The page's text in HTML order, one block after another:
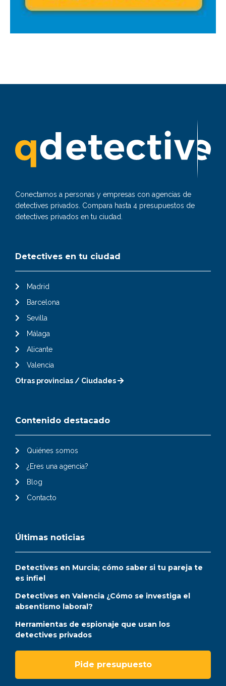
Conectamos a personas y empresas con agencias de
detectives privados. Compara hasta 4 presupuestos de
detectives privados en tu ciudad.
Detectives en tu ciudad
Madrid
Barcelona
Sevilla
Málaga
Alicante
Valencia
Otras provincias / Ciudades
Contenido destacado
Quiénes somos
¿Eres una agencia?
Blog
Contacto
Últimas noticias
Detectives en Murcia; cómo saber si tu pareja te
es infiel
Detectives en Valencia ¿Cómo se investiga el
absentismo laboral?
Herramientas de espionaje que usan los
detectives privados
Pide presupuesto